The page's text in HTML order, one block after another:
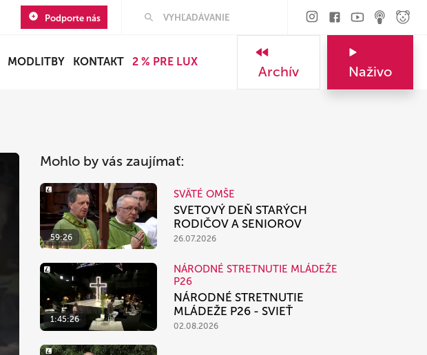
Podporte nás
MODLITBY KONTAKT 2 % PRE LUX
Archív Naživo
Mohlo by vás zaujímať:
59:26
SVÄTÉ OMŠE
SVETOVÝ DEŇ STARÝCH
RODIČOV A SENIOROV
26.07.2026
1:45:26
NÁRODNÉ STRETNUTIE MLÁDEŽE
P26
NÁRODNÉ STRETNUTIE
MLÁDEŽE P26 - SVIEŤ
02.08.2026